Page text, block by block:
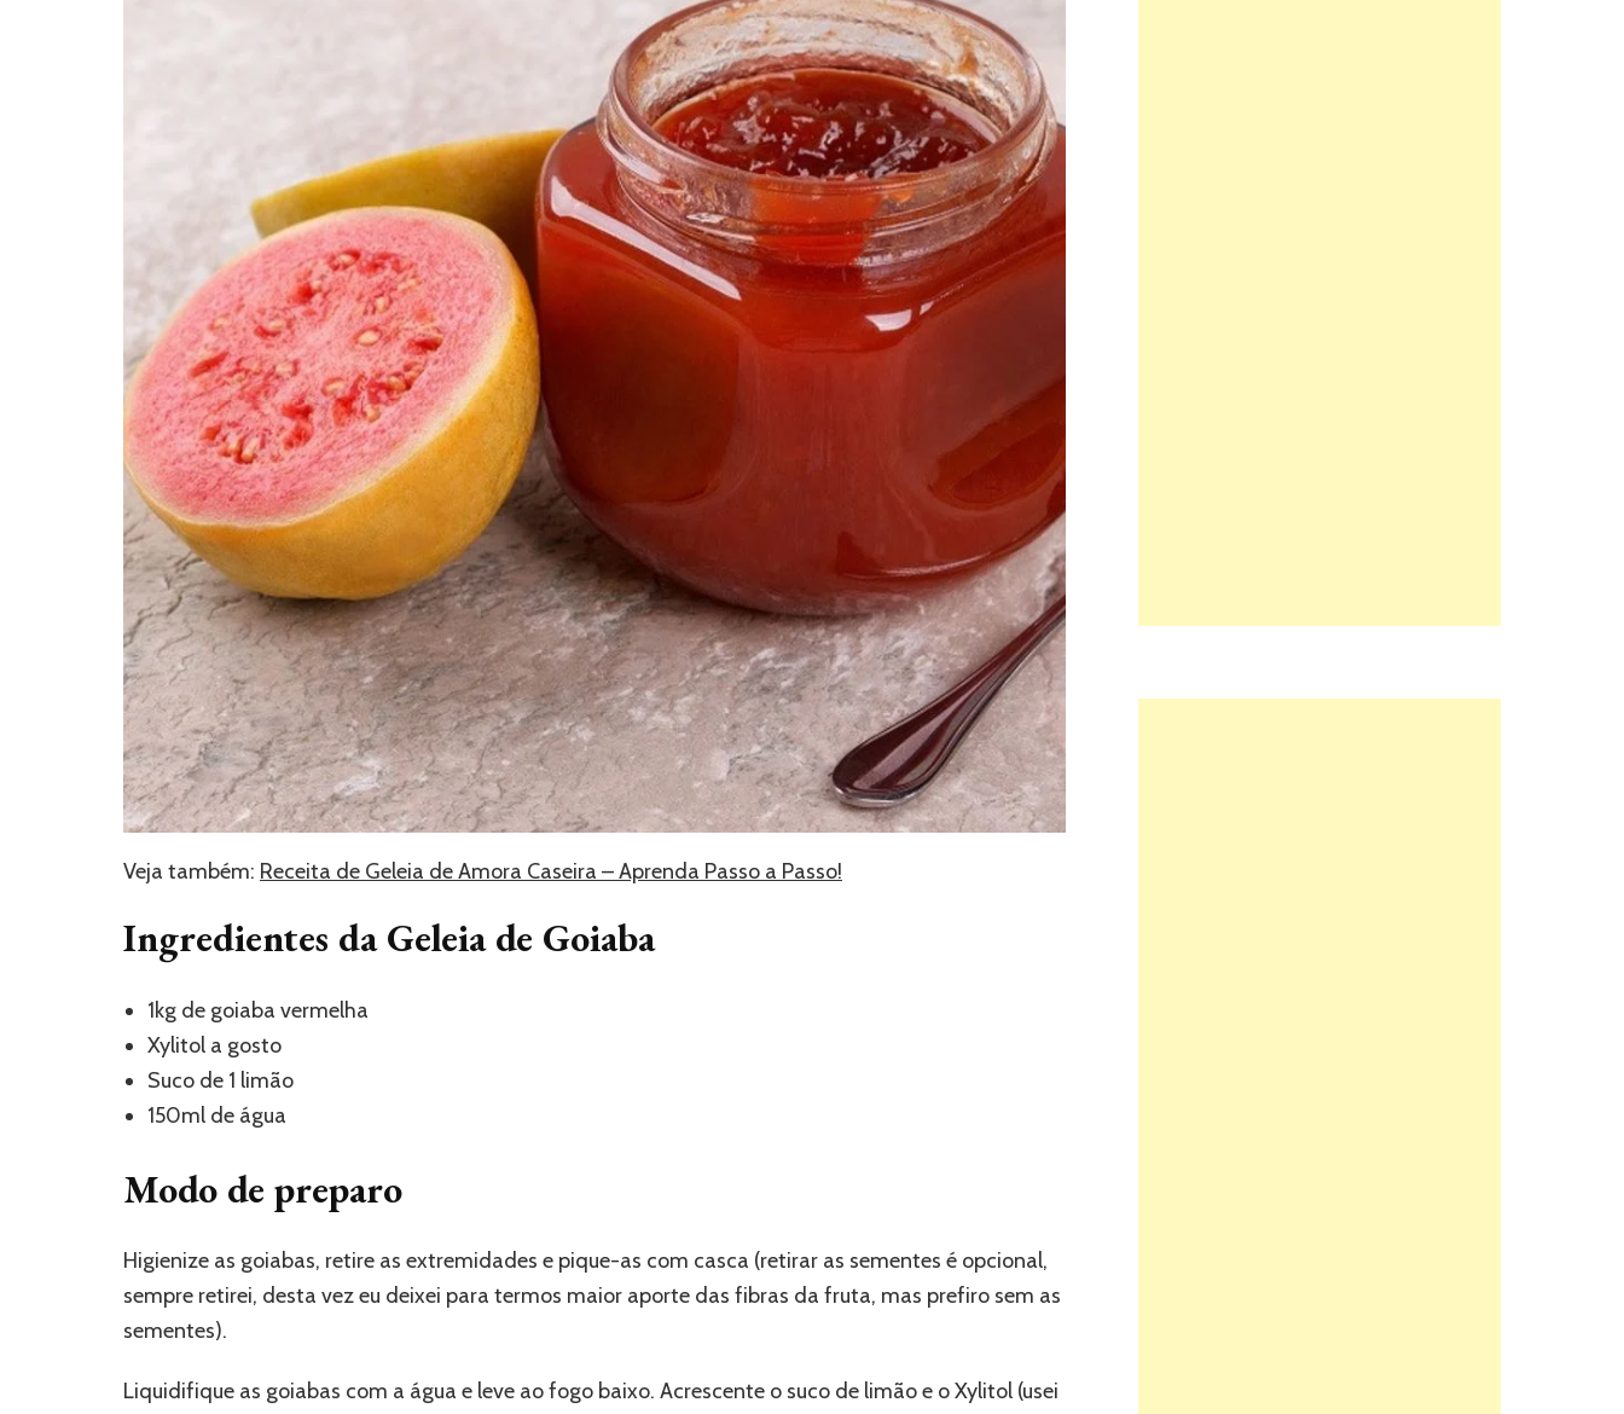
Veja também: Receita de Geleia de Amora Caseira – Aprenda Passo a Passo!
Ingredientes da Geleia de Goiaba
1kg de goiaba vermelha
Xylitol a gosto
Suco de 1 limão
150ml de água
Modo de preparo
Higienize as goiabas, retire as extremidades e pique-as com casca (retirar as sementes é opcional,
sempre retirei, desta vez eu deixei para termos maior aporte das fibras da fruta, mas prefiro sem as
sementes).
Liquidifique as goiabas com a água e leve ao fogo baixo. Acrescente o suco de limão e o Xylitol (usei